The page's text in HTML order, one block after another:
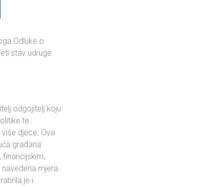
Odluke o
stav udruge
odgojitelj koju
te
djece. Ova
građana
mjera
je i